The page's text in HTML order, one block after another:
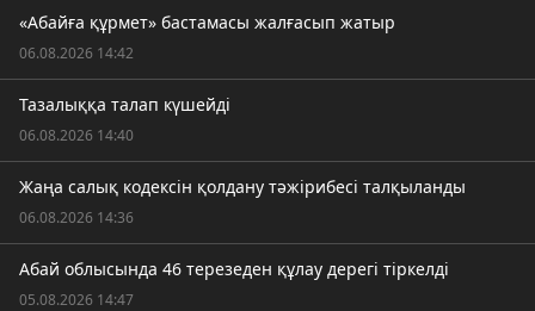
«Абайға құрмет» бастамасы жалғасып жатыр
06.08.2026 14:42
Тазалыққа талап күшейді
06.08.2026 14:40
Жаңа салық кодексін қолдану тәжірибесі талқыланды
06.08.2026 14:36
Абай облысында 46 терезеден құлау дерегі тіркелді
05.08.2026 14:47